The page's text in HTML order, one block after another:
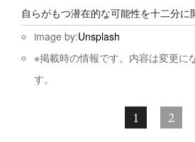
自らがもつ潜在的な可能性を十二分に
image by:Unsplash
※掲載時の情報です。内容は変更に
す。
1 2